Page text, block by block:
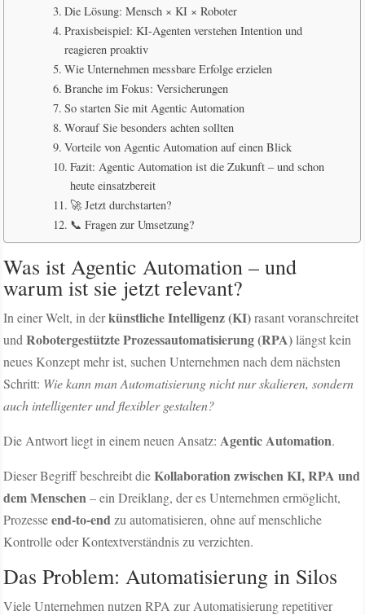
Die Lösung: Mensch × KI × Roboter
Praxisbeispiel: KI-Agenten verstehen Intention und
reagieren proaktiv
Wie Unternehmen messbare Erfolge erzielen
Branche im Fokus: Versicherungen
So starten Sie mit Agentic Automation
Worauf Sie besonders achten sollten
Vorteile von Agentic Automation auf einen Blick
Fazit: Agentic Automation ist die Zukunft – und schon
heute einsatzbereit
🚀 Jetzt durchstarten?
📞 Fragen zur Umsetzung?
Was ist Agentic Automation – und
warum ist sie jetzt relevant?
In einer Welt, in derkünstliche Intelligenz (KI)rasant voranschreitet
undRobotergestützte Prozessautomatisierung (RPA)längst kein
neues Konzept mehr ist, suchen Unternehmen nach dem nächsten
Schritt: Wie kann man Automatisierung nicht nur skalieren, sondern
auch intelligenter und flexibler gestalten?
Die Antwort liegt in einem neuen Ansatz: Agentic Automation.
Dieser Begriff beschreibt dieKollaboration zwischen KI, RPA und
dem Menschen– ein Dreiklang, der es Unternehmen ermöglicht,
Prozesseend-to-end zu automatisieren, ohne auf menschliche
Kontrolle oder Kontextverständnis zu verzichten.
Das Problem: Automatisierung in Silos
Viele Unternehmen nutzen RPA zur Automatisierung repetitiver